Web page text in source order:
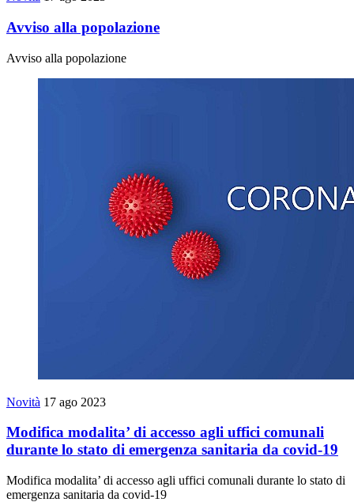
Avviso alla popolazione
Avviso alla popolazione
Novità 17 ago 2023
Modifica modalita’ di accesso agli uffici comunali
durante lo stato di emergenza sanitaria da covid-19
Modifica modalita’ di accesso agli uffici comunali durante lo stato di
emergenza sanitaria da covid-19